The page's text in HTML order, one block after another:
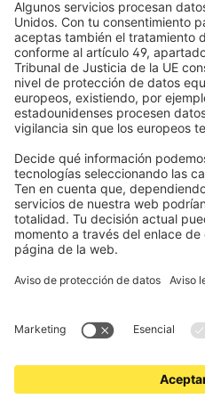
Toldos
Casa inteligente
Electrónica y radio
Condiciones de los cupones
Instrucciones de seguridad
Registros
Información obligatoria para
Formas de pago
Socios de envío
Aviso legal
Privacidad y
Información sobre la eliminación
Condiciones de garantía
www.jalousiescout.de